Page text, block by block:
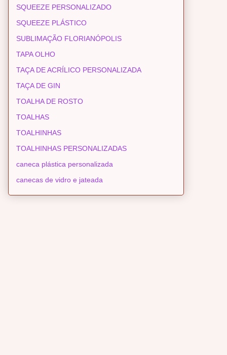
SQUEEZE PERSONALIZADO
SQUEEZE PLÁSTICO
SUBLIMAÇÃO FLORIANÓPOLIS
TAPA OLHO
TAÇA DE ACRÍLICO PERSONALIZADA
TAÇA DE GIN
TOALHA DE ROSTO
TOALHAS
TOALHINHAS
TOALHINHAS PERSONALIZADAS
caneca plástica personalizada
canecas de vidro e jateada